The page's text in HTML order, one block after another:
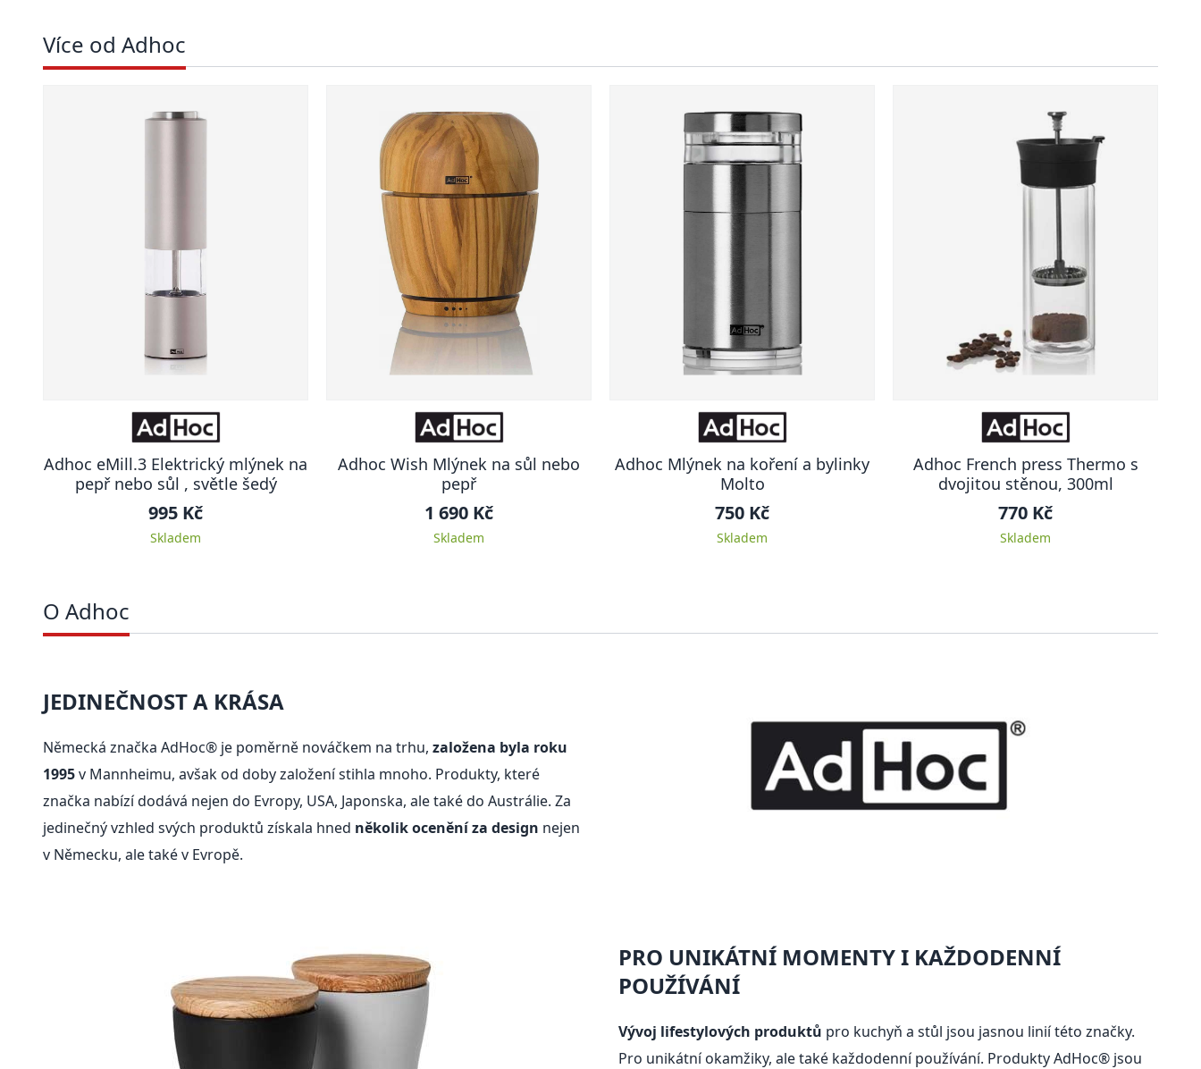
Více od Adhoc
Adhoc eMill.3 Elektrický mlýnek na
pepř nebo sůl , světle šedý
995 Kč
Skladem
Adhoc Wish Mlýnek na sůl nebo
pepř
1 690 Kč
Skladem
Adhoc Mlýnek na koření a bylinky
Molto
750 Kč
Skladem
Adhoc French press Thermo s
dvojitou stěnou, 300ml
770 Kč
Skladem
O Adhoc
JEDINEČNOST A KRÁSA
Německá značka AdHoc® je poměrně nováčkem na trhu, založena byla roku
1995v Mannheimu, avšak od doby založení stihla mnoho. Produkty, které
značka nabízí dodává nejen do Evropy, USA, Japonska, ale také do Austrálie. Za
jedinečný vzhled svých produktů získala hned několik ocenění za design nejen
v Německu, ale také v Evropě.
PRO UNIKÁTNÍ MOMENTY I KAŽDODENNÍ
POUŽÍVÁNÍ
Vývoj lifestylových produktů pro kuchyň a stůl jsou jasnou linií této značky.
Pro unikátní okamžiky, ale také každodenní používání. Produkty AdHoc® jsou